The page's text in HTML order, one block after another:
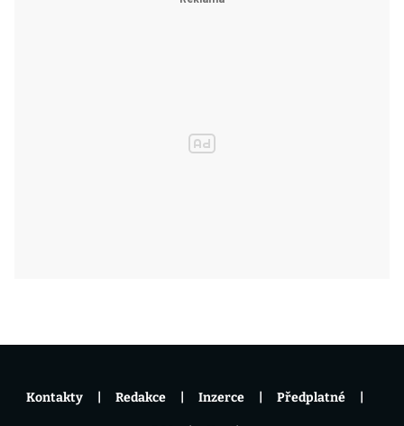
Kontakty Redakce Inzerce Předplatné